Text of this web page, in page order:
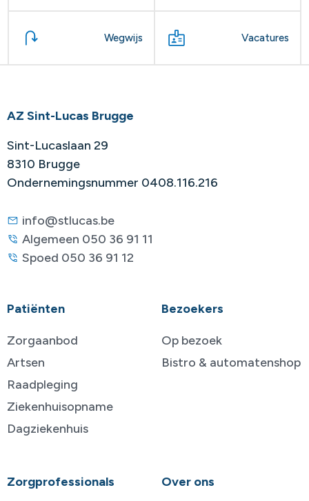
Wegwijs Vacatures
AZ Sint-Lucas Brugge
Sint-Lucaslaan 29
8310 Brugge
Ondernemingsnummer 0408.116.216
info@stlucas.be
Algemeen 050 36 91 11
Spoed 050 36 91 12
Patiënten
Zorgaanbod
Artsen
Raadpleging
Ziekenhuisopname
Dagziekenhuis
Bezoekers
Op bezoek
Bistro & automatenshop
Zorgprofessionals Over ons